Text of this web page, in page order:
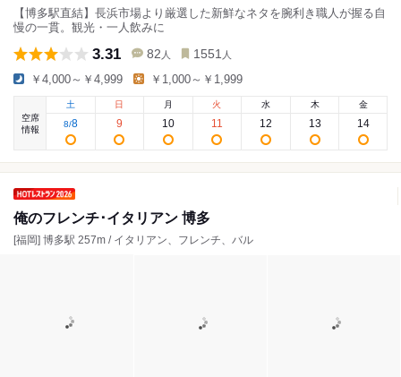
【博多駅直結】長浜市場より厳選した新鮮なネタを腕利き職人が握る自
慢の一貫。観光・一人飲みに
3.31 82 人 1551 人
￥4,000～￥4,999 ￥1,000～￥1,999
空席
情報
土
8/8
日
9
月
10
火
11
水
12
木
13
金
14
俺のフレンチ･イタリアン 博多
[福岡] 博多駅 257m / イタリアン、フレンチ、バル